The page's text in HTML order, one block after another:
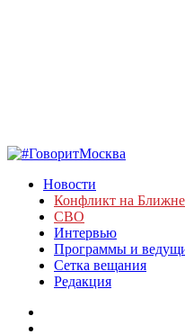
Новости
Конфликт на
СВО
Интервью
Программы и
Сетка вещания
Редакция